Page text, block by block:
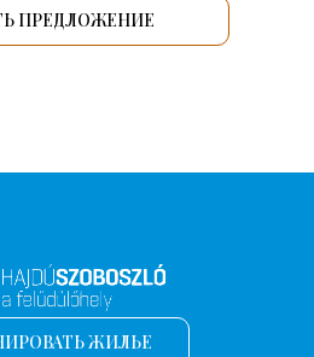
ПРЕДЛОЖЕНИЕ
ЖИЛЬЕ